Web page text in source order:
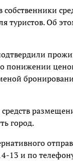
туристов. Об
понижении
город.
13 и по